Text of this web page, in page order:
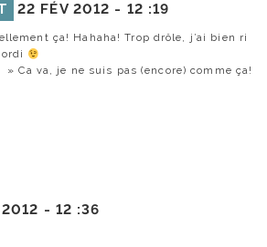
22 FÉV 2012 - 12 :19
ça! Hahaha! Trop drôle, j’ai bien ri
Ca va, je ne suis pas (encore) comme ça!
2012 - 12 :36